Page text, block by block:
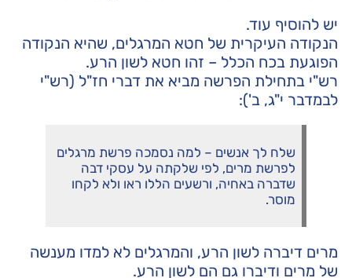
יש להוסיף עוד.
הנקודה העיקרית של חטא המרגלים, שהיא הנקודה
הפוגעת בכח הכלל – זהו חטא לשון הרע.
רש"י בתחילת הפרשה מביא את דברי חז"ל (רש"י
לבמדבר י"ג, ב'):
שלח לך אנשים – למה נסמכה פרשת מרגלים
לפרשת מרים, לפי שלקתה על עסקי דבה
שדברה באחיה, ורשעים הללו ראו ולא לקחו
מוסר.
מרים דיברה לשון הרע, והמרגלים לא למדו מענשה
של מרים ודיברו גם הם לשון הרע.